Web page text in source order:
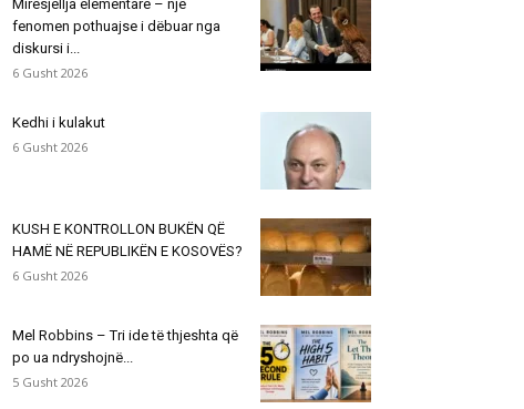
Mirësjellja elementare – një
fenomen pothuajse i dëbuar nga
diskursi i...
6 Gusht 2026
Kedhi i kulakut
6 Gusht 2026
KUSH E KONTROLLON BUKËN QË
HAMË NË REPUBLIKËN E KOSOVËS?
6 Gusht 2026
Mel Robbins – Tri ide të thjeshta që
po ua ndryshojnë...
5 Gusht 2026